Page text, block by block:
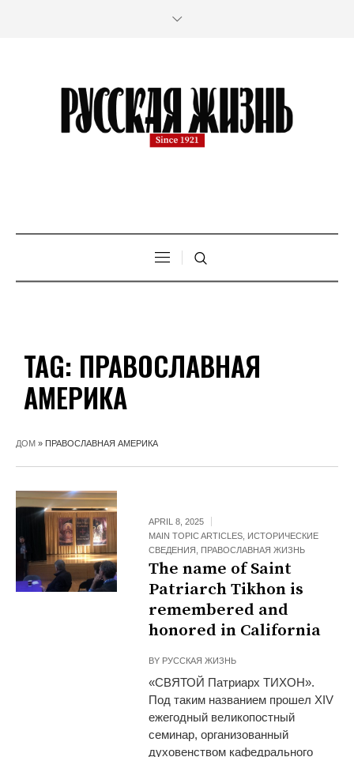
TAG: ПРАВОСЛАВНАЯ
АМЕРИКА
ДОМ » ПРАВОСЛАВНАЯ АМЕРИКА
APRIL 8, 2025
MAIN TOPIC ARTICLES ИСТОРИЧЕСКИЕ
СВЕДЕНИЯ
ПРАВОСЛАВНАЯ ЖИЗНЬ
The name of Saint
Patriarch Tikhon is
remembered and
honored in California
BY РУССКАЯ ЖИЗНЬ
«СВЯТОЙ Патриарх ТИХОН».
Под таким названием прошел XIV
ежегодный великопостный
семинар, организованный
духовенством кафедрального